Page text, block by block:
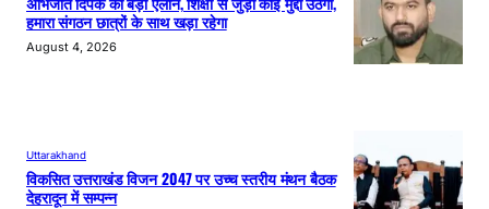
हमारा संगठन छात्रों के साथ खड़ा रहेगा
August 4, 2026
Uttarakhand
विकसित उत्तराखंड विजन 2047 पर उच्च स्तरीय मंथन बैठक
देहरादून में सम्पन्न